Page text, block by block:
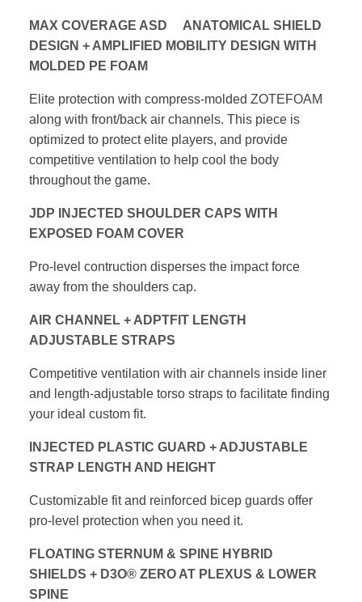
MAX COVERAGE ASD ANATOMICAL SHIELD
DESIGN + AMPLIFIED MOBILITY DESIGN WITH
MOLDED PE FOAM
Elite protection with compress-molded ZOTEFOAM
along with front/back air channels. This piece is
optimized to protect elite players, and provide
competitive ventilation to help cool the body
throughout the game.
JDP INJECTED SHOULDER CAPS WITH
EXPOSED FOAM COVER
Pro-level contruction disperses the impactforce
away from the shoulders cap.
AIR CHANNEL + ADPTFIT LENGTH
ADJUSTABLE STRAPS
Competitive ventilation with air channels inside liner
and length-adjustable torso straps to facilitate finding
your ideal custom fit.
INJECTED PLASTIC GUARD + ADJUSTABLE
STRAP LENGTH AND HEIGHT
Customizable fit and reinforced bicep guards offer
pro-level protection when you need it.
FLOATING STERNUM & SPINE HYBRID
SHIELDS + D3O® ZERO AT PLEXUS & LOWER
SPINE